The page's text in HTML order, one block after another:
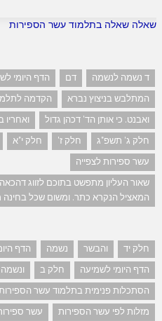
שאלה שאלה בתלמוד עשר הספירות
ד נשמה לנשמה דם הדף היומי
המתלבש בניצוץ נברא
הקדמה
ואבנט. כי אותן הד' דכהן גדול
ואחריו
חלק ג' תשפ"ג
חלק ז' חלק י"א
עשר ספירות לצפייה
שאור העליון מתפשט בתוכם לזווג
המאציל הנקרא כתר. ומשום שכל
חלק יד והבשר נשמה הדף
הדף היומי לשמיעה
חלק ב ונשמה
הסתכלות פנימית בתלמוד עשר
מזלות לפי עשר הספירות
עשר